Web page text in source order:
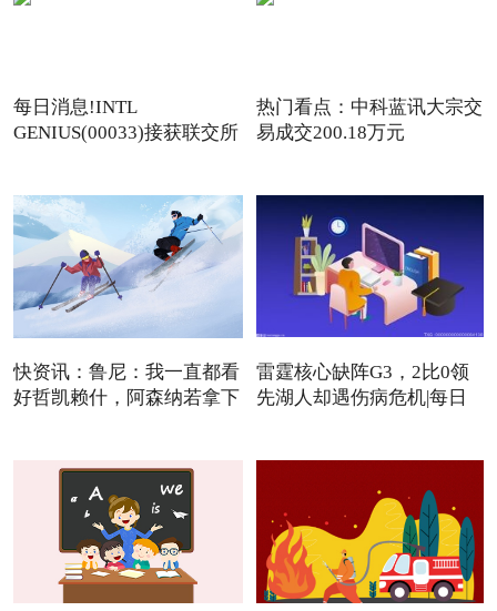
每日消息!INTL
GENIUS(00033)接获联交所
热门看点：中科蓝讯大宗交
易成交200.18万元
快资讯：鲁尼：我一直都看
好哲凯赖什，阿森纳若拿下
雷霆核心缺阵G3，2比0领
先湖人却遇伤病危机|每日